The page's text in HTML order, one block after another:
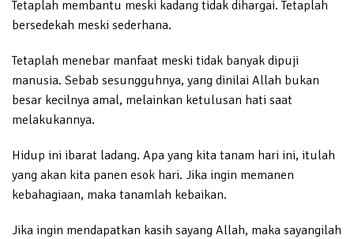
Tetaplah membantu meski kadang tidak dihargai. Tetaplah
bersedekah meski sederhana.
Tetaplah menebar manfaat meski tidak banyak dipuji
manusia. Sebab sesungguhnya, yang dinilai Allah bukan
besar kecilnya amal, melainkan ketulusan hati saat
melakukannya.
Hidup ini ibarat ladang. Apa yang kita tanam hari ini, itulah
yang akan kita panen esok hari. Jika ingin memanen
kebahagiaan, maka tanamlah kebaikan.
Jika ingin mendapatkan kasih sayang Allah, maka sayangilah